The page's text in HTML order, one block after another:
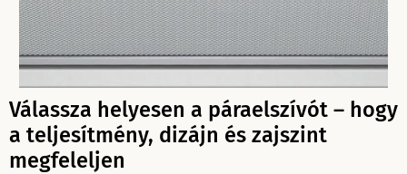
Válassza helyesen a páraelszívót – hogy
a teljesítmény, dizájn és zajszint
megfeleljen